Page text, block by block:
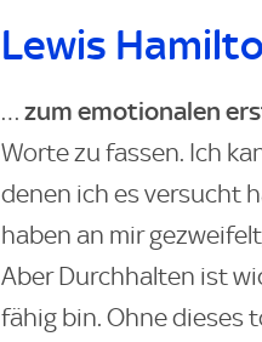
Lewis
… zum emotionalen
Worte zu fassen. Ich
denen ich es versucht
haben an mir
Aber Durchhalten ist
fähig bin. Ohne dieses